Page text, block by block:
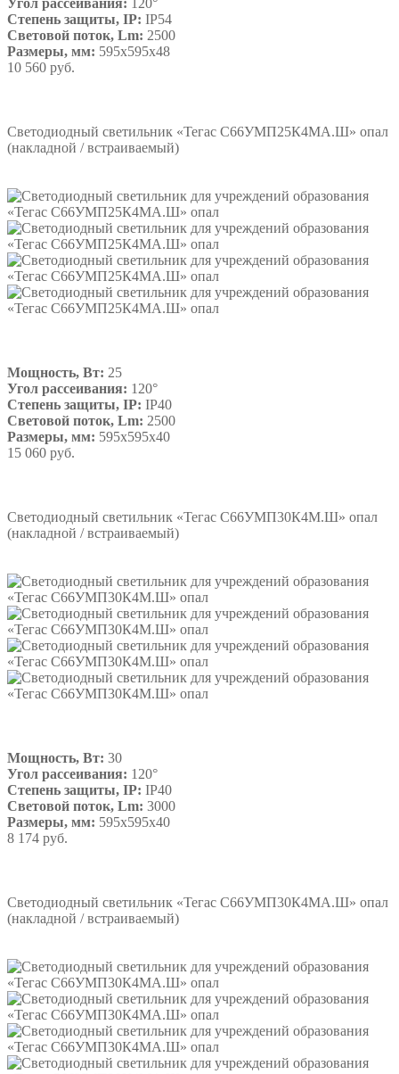
Степень защиты, IP: IP54
Световой поток, Lm: 2500
Размеры, мм: 595х595х48
10 560 руб.
Светодиодный светильник «Тегас С66УМП25К4МА.Ш» опал
(накладной / встраиваемый)
Мощность, Вт: 25
Угол рассеивания: 120°
Степень защиты, IP: IP40
Световой поток, Lm: 2500
Размеры, мм: 595х595х40
15 060 руб.
Светодиодный светильник «Тегас С66УМП30К4М.Ш» опал
(накладной / встраиваемый)
Мощность, Вт: 30
Угол рассеивания: 120°
Степень защиты, IP: IP40
Световой поток, Lm: 3000
Размеры, мм: 595х595х40
8 174 руб.
Светодиодный светильник «Тегас С66УМП30К4МА.Ш» опал
(накладной / встраиваемый)